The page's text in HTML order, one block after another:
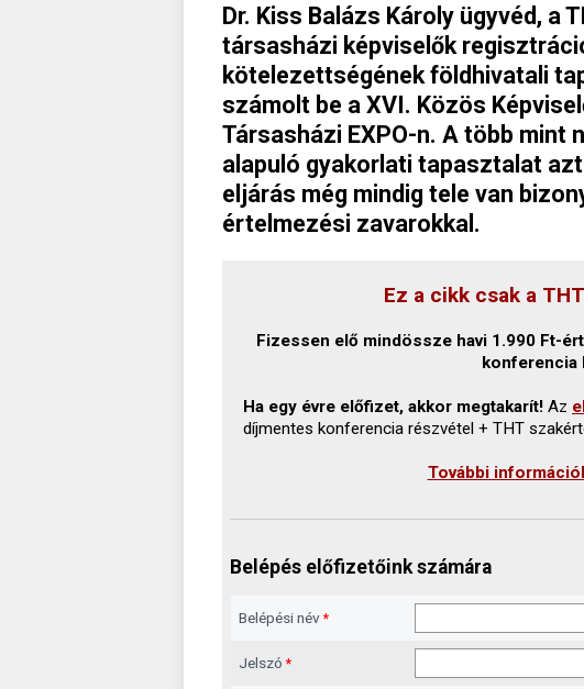
Dr. Kiss Balázs Károly ügyvéd, a
társasházi képviselők
kötelezettségének földhivatali
számolt be a XVI. Közös
Társasházi EXPO-n. A több mint
alapuló gyakorlati tapasztalat
eljárás még mindig tele van
értelmezési zavarokkal.
Ez a cikk csak a
Fizessen elő mindössze havi 1.990 Ft-
konferencia
Ha egy évre előfizet, akkor megtakarít! Az
díjmentes konferencia részvétel + THT
További
Belépés előfizetőink számára
Belépési név *
Jelszó *